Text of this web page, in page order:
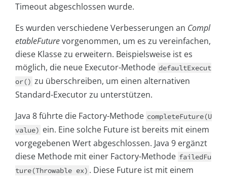
Timeout abgeschlossen wurde.
Es wurden verschiedene Verbesserungen an Compl
etableFuturevorgenommen, um es zu vereinfachen,
diese Klasse zu erweitern. Beispielsweise ist es
möglich, die neue Executor-Methode defaultExecut
or() zu überschreiben, um einen alternativen
Standard-Executor zu unterstützen.
Java 8 führte die Factory-Methode completeFuture(U
value) ein. Eine solche Future ist bereits mit einem
vorgegebenen Wert abgeschlossen. Java 9 ergänzt
diese Methode mit einer Factory-Methode failedFu
ture(Throwable ex) . Diese Future ist mit einem